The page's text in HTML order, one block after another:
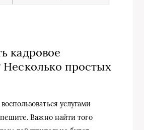
кадровое
Несколько простых
услугами
Важно найти того